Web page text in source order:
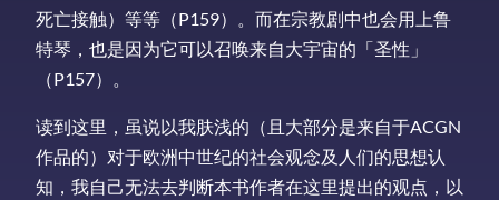
死亡接触）等等（P159）。而在宗教剧中也会用上鲁
特琴，也是因为它可以召唤来自大宇宙的「圣性」
（P157）。
读到这里，虽说以我肤浅的（且大部分是来自于ACGN
作品的）对于欧洲中世纪的社会观念及人们的思想认
知，我自己无法去判断本书作者在这里提出的观点，以